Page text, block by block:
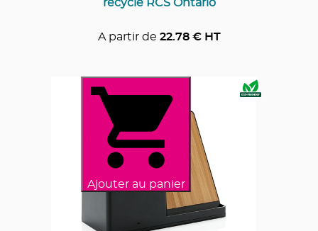
recyclé RCS Ontario
A partir de 22.78€ HT
Ajouter au panier